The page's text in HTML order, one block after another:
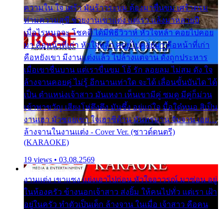
ความใน ใจ เศร้า มันร้าวระบม ต้องมาขื่นขม เศร้าตรม
ท่ามความสุขี ช่วยงานเขาแต่ง แต่เรา แล้งมาหลายปี
เมื่อไรหนอจะ โชคดี ได้มีพิธีวิวาห์ หัวใจหล้า คอยไปคอย
มา คือหน้าที่เก่า หัวใจหล้า คอยไปคอยมา คือหน้าที่เก่า
คือหยังเขา มีงานแต่งแล้ว ไปล้างแต่จาน ดั่งถูกประหาร
เมื่อเขาชื่นบาน แต่เราขื่นขม โอ้ รัก ลอยลม ไม่สม ดัง ใจ
ล้างจานคอยคู่ ไม่รู้ อีกนานเท่าใด จะได้ เลื่อนขั้นบันได ได้
เป็น ตำแหน่งเจ้าสาว มันเหงา เห็นเขามีคู่ ซมดู มีคู่ก็ม่วน
เข้าพาขวัญ เสียงโห่ตึงตึง มันซึ้ง อยู่แก่ใจ มื้อใด๋หนอ สิเป็น
งานเฮา มัวซอยเขา ใจเฮาซิด้าน มันทรมาน จับจาน เอย…
ล้างจานในงานแต่ง - Cover Ver. (ซาวด์ดนตรี)
(KARAOKE)
19 views • 03.08.2569
งานแต่ง เขาแซง แย่งเอาไปก่อน หัวใจอาวรณ์ มาซ่อน อยู่
ในห้องครัว ข้างนอกเจ้าสาว ส่งยิ้ม ให้คนไปทั่ว แต่เรา เฝ้า
อยู่ในครัว ทำตัวเป็นเด็ก ล้างจาน ในเมื่อ เจ้าสาว คือคน